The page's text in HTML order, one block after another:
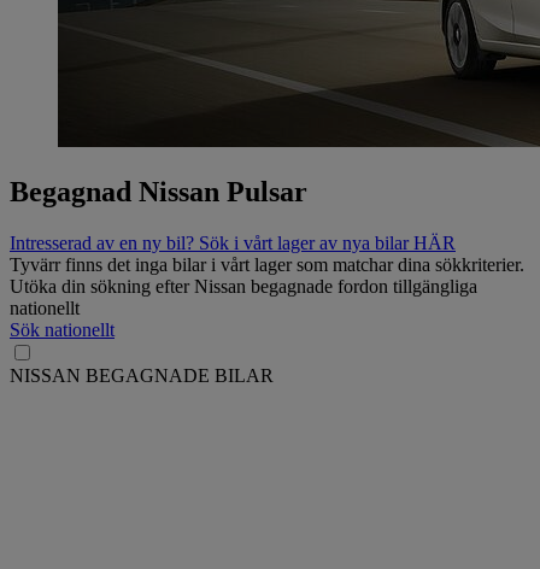
Begagnad Nissan Pulsar
Intresserad av en ny bil? Sök i vårt lager av nya bilar HÄR
Tyvärr finns det inga bilar i vårt lager som matchar dina sökkriterier.
Utöka din sökning efter Nissan begagnade fordon tillgängliga
nationellt
Sök nationellt
NISSAN BEGAGNADE BILAR